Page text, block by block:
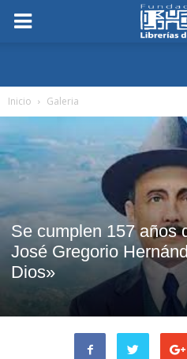
Inicio Galeria
Se cumplen 157 años
José Gregorio
Dios»